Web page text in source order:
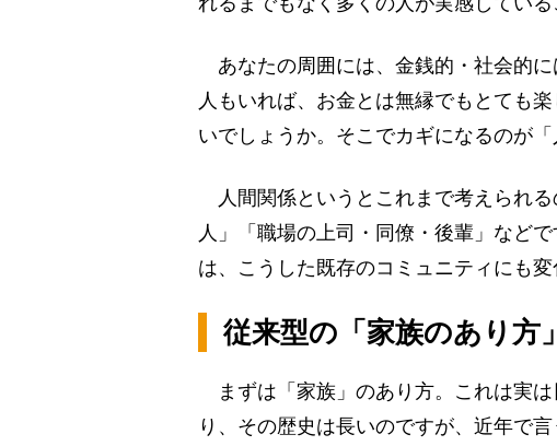
あなたの周囲には、金銭的・社会的
人もいれば、お金とは無縁でもとても
いでしょうか。そこでカギになるのが「
人間関係というとこれまで考えられ
人」「職場の上司・同僚・後輩」など
は、こうした既存のコミュニティにも変
従来型の「家族のあり方
まずは「家族」のあり方。これは実
り、その歴史は長いのですが、近年で